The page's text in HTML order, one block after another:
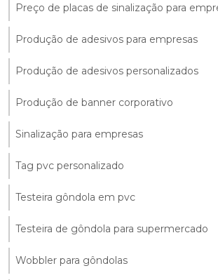
Preço de placas de sinalização para
Produção de adesivos para empresas
Produção de adesivos personalizados
Produção de banner corporativo
Sinalização para empresas
Tag pvc personalizado
Testeira gôndola em pvc
Testeira de gôndola para supermercado
Wobbler para gôndolas